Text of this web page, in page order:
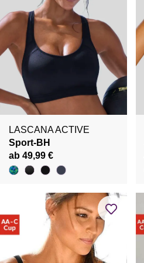
LASCANA ACTIVE
Sport-BH
ab 49,99 €